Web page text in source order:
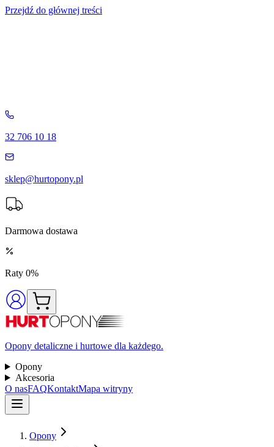
Przejdź do głównej treści
32 706 10 18
sklep@hurtopony.pl
Darmowa dostawa
Raty 0%
Opony detaliczne i hurtowe dla każdego.
Opony
Akcesoria
O nasFAQKontaktMapa witryny
Opony